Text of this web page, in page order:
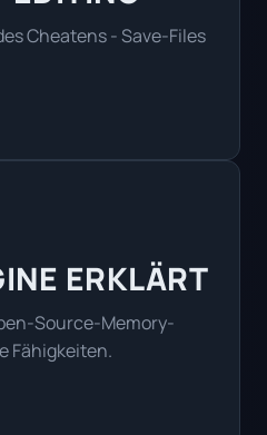
Cheatens - Save-Files
ERKLÄRT
Source-Memory-
Fähigkeiten.